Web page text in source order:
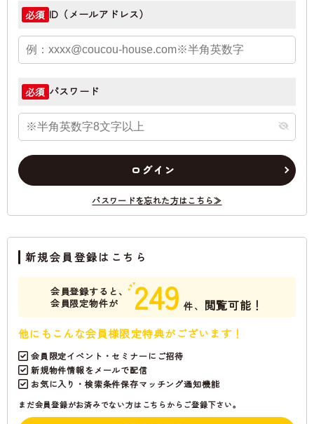
必須 ID（メールアドレス）
必須 パスワード
ログイン
パスワードを忘れた方はこちら≫
新規会員登録はこちら
会員登録すると、
会員限定物件が
249 件、 閲覧可能！
他にもこんな会員様限定特典がございます！
会員限定イベント・セミナーにご招待
新規物件情報をメールで配信
お気に入り・検索条件保存マッチング通知機能
まだ会員登録がお済みでない方はこちらからご登録下さい。